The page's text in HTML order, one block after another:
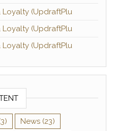
Loyalty (UpdraftPlu
Loyalty (UpdraftPlu
Loyalty (UpdraftPlu
News (23)